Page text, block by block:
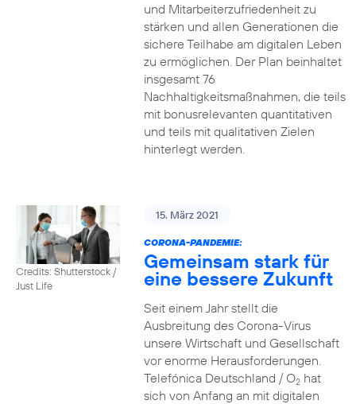
und Mitarbeiterzufriedenheit zu
stärken und allen Generationen die
sichere Teilhabe am digitalen Leben
zu ermöglichen. Der Plan beinhaltet
insgesamt 76
Nachhaltigkeitsmaßnahmen, die teils
mit bonusrelevanten quantitativen
und teils mit qualitativen Zielen
hinterlegt werden.
Credits: Shutterstock /
Just Life
15. März 2021
CORONA-PANDEMIE:
Gemeinsam stark für
eine bessere Zukunft
Seit einem Jahr stellt die
Ausbreitung des Corona-Virus
unsere Wirtschaft und Gesellschaft
vor enorme Herausforderungen.
Telefónica Deutschland / O2hat
sich von Anfang an mit digitalen